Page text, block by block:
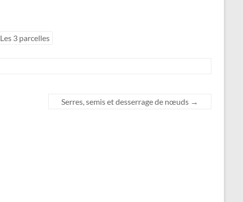
Les 3 parcelles
Serres, semis et desserrage de nœuds →